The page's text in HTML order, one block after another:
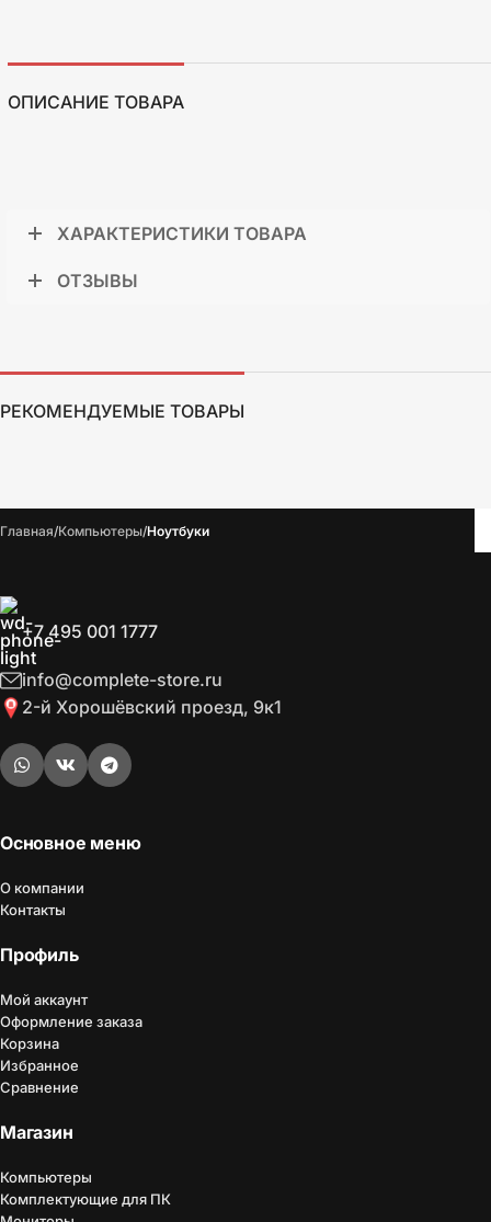
ОПИСАНИЕ ТОВАРА
ХАРАКТЕРИСТИКИ ТОВАРА
ОТЗЫВЫ
РЕКОМЕНДУЕМЫЕ ТОВАРЫ
Главная Компьютеры Ноутбуки
+7 495 001 1777
info@complete-store.ru
2-й Хорошёвский проезд, 9к1
Основное меню
О компании
Контакты
Профиль
Мой аккаунт
Оформление заказа
Корзина
Избранное
Сравнение
Магазин
Компьютеры
Комплектующие для ПК